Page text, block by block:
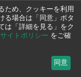
ため、クッキーを利用
る場合は「同意」ボタ
は「詳細を見る」をク
サイトポリシー をご確
同意